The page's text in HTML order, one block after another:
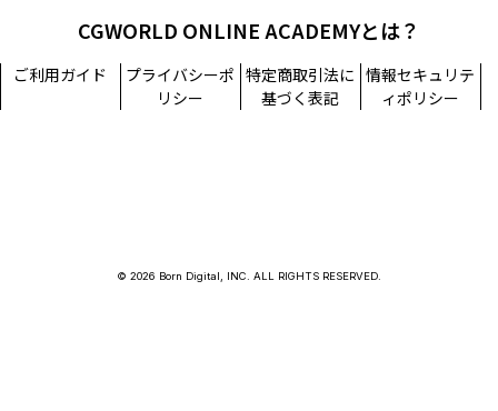
CGWORLD ONLINE ACADEMYとは？
ご利用ガイド
プライバシーポ
リシー
特定商取引法に
基づく表記
情報セキュリテ
ィポリシー
© 2026 Born Digital, INC. ALL RIGHTS RESERVED.